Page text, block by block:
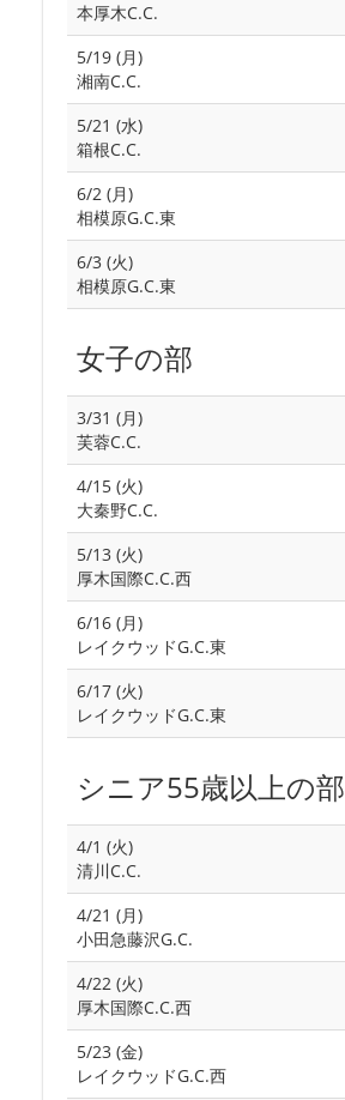
本厚木C.C.
5/19 (月)
湘南C.C.
5/21 (水)
箱根C.C.
6/2 (月)
相模原G.C.東
6/3 (火)
相模原G.C.東
女子の部
3/31 (月)
芙蓉C.C.
4/15 (火)
大秦野C.C.
5/13 (火)
厚木国際C.C.西
6/16 (月)
レイクウッドG.C.東
6/17 (火)
レイクウッドG.C.東
シニア55歳以上の部
4/1 (火)
清川C.C.
4/21 (月)
小田急藤沢G.C.
4/22 (火)
厚木国際C.C.西
5/23 (金)
レイクウッドG.C.西